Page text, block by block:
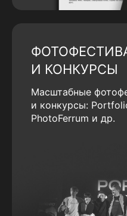
И КОНКУРСЫ
Масштабные
и конкурсы:
PhotoFerrum и др.